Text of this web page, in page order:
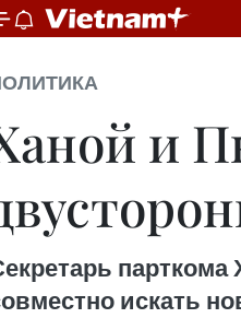
и
искать